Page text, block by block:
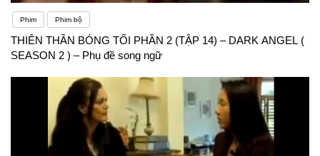
cách sử dụng riêng, không phải hoàn cảnh nào
cũng sử dụng được. Hiểu biết về càng nhiều từ
vựng tiếng Anh giúp người học nâng cao trình độ
nhanh hơn
Phim Phim bộ
THIÊN THẦN BÓNG TỐI PHẦN 2 (TẬP 14) – DARK ANGEL (
SEASON 2 ) – Phụ đề song ngữ